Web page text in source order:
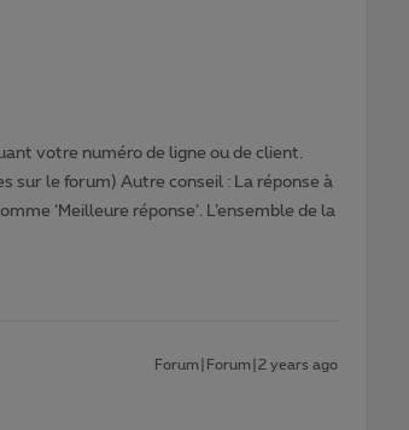
votre numéro de ligne ou de client.
sur le forum) Autre conseil : La réponse à
‘Meilleure réponse’. L’ensemble de la
Forum|Forum|2 years ago